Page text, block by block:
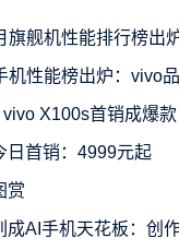
旗舰机性能排行榜出
机性能榜出炉：vivo
X100s首销成爆
日首销：4999元起
赏
AI手机天花板：创